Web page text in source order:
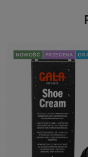
NOWOŚĆ PRZECENA